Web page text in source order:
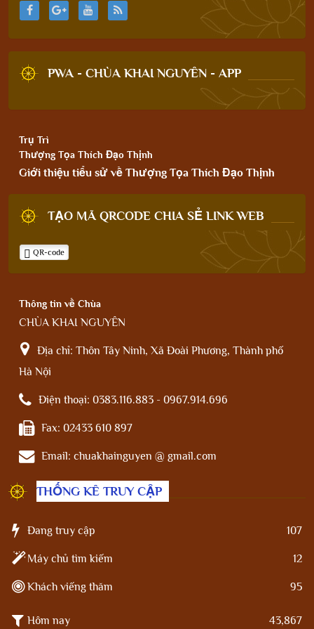
PWA - CHÙA KHAI NGUYÊN - APP
Trụ Trì
Thượng Tọa Thích Đạo Thịnh
Giới thiệu tiểu sử về Thượng Tọa Thích Đạo Thịnh
TẠO MÃ QRCODE CHIA SẺ LINK WEB
QR-code
Thông tin về Chùa
CHÙA KHAI NGUYÊN
Địa chỉ: Thôn Tây Ninh, Xã Đoài Phương, Thành phố
Hà Nội
Điện thoại: 0383.116.883 - 0967.914.696
Fax: 02433 610 897
Email: chuakhainguyen @ gmail.com
THỐNG KÊ TRUY CẬP
Đang truy cập 107
Máy chủ tìm kiếm 12
Khách viếng thăm 95
Hôm nay 43,867